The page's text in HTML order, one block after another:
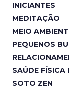
INICIANTES
MEDITAÇÃO
MEIO
PEQUENOS
SAÚDE FÍSICA
SOTO ZEN